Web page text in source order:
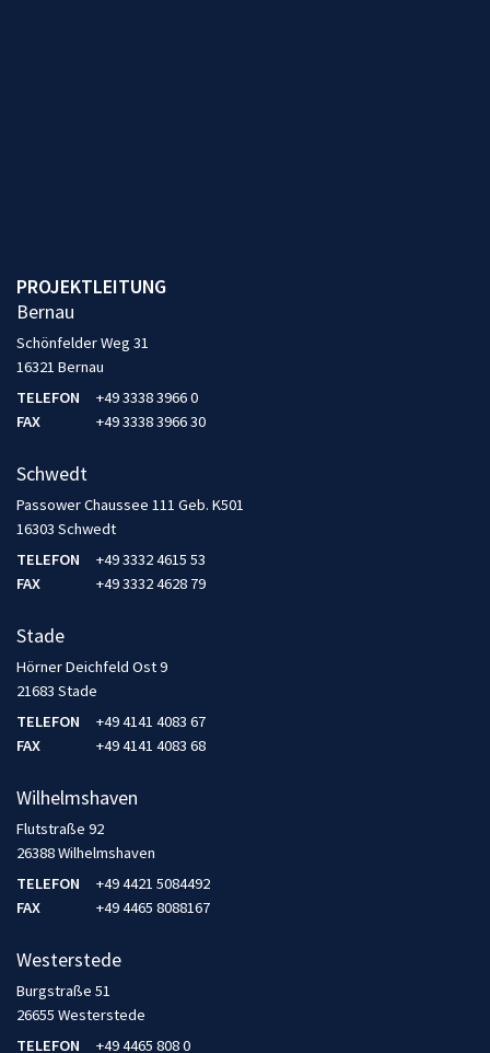
PROJEKTLEITUNG
Bernau
Schönfelder Weg 31
16321 Bernau
TELEFON
+49 3338 3966 0
FAX
+49 3338 3966 30
Schwedt
Passower Chaussee 111 Geb. K501
16303 Schwedt
TELEFON
+49 3332 4615 53
FAX
+49 3332 4628 79
Stade
Hörner Deichfeld Ost 9
21683 Stade
TELEFON
+49 4141 4083 67
FAX
+49 4141 4083 68
Wilhelmshaven
Flutstraße 92
26388 Wilhelmshaven
TELEFON
+49 4421 5084492
FAX
+49 4465 8088167
Westerstede
Burgstraße 51
26655 Westerstede
TELEFON
+49 4465 808 0